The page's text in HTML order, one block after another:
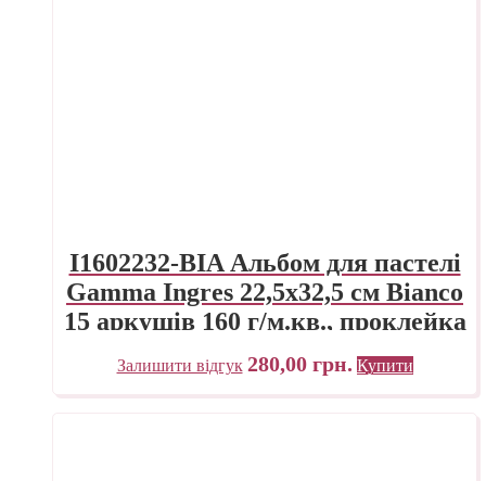
I1602232-BIA Альбом для пастелі
Gamma Ingres 22,5х32,5 см Bianco
15 аркушів 160 г/м.кв., проклейка
Залишити відгук 280,00 грн. Купити